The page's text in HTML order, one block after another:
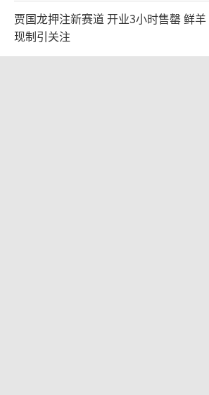
贾国龙押注新赛道 开业3小时售罄 鲜羊
现制引关注
2026-08-08 11:51:35